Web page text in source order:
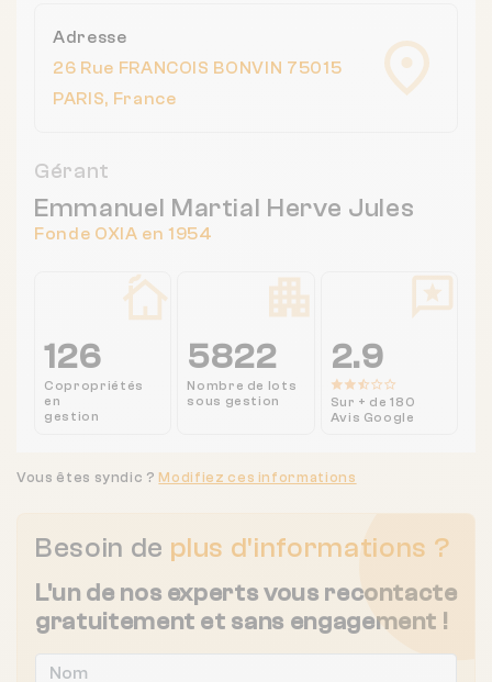
Adresse
26 Rue FRANCOIS BONVIN 75015
PARIS, France
Gérant
Emmanuel Martial Herve Jules
Fonde OXIA en 1954
126
Copropriétés
en
gestion
5822
Nombre de lots
sous gestion
2.9
Sur + de 180
Avis Google
Besoin de plus d'informations ?
L'un de nos experts vous recontacte
gratuitement et sans engagement !
Vous êtes syndic ? Modifiez ces informations